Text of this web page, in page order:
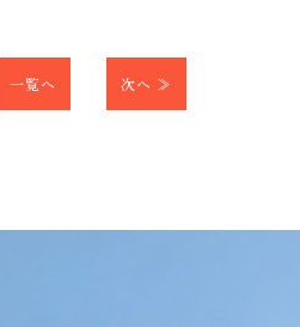
一覧へ 次へ ≫